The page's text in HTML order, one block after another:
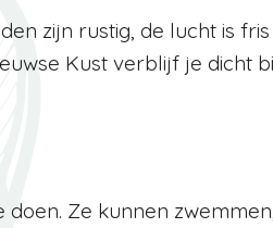
zijn rustig, de lucht is
Kust verblijf je dicht
Ze kunnen